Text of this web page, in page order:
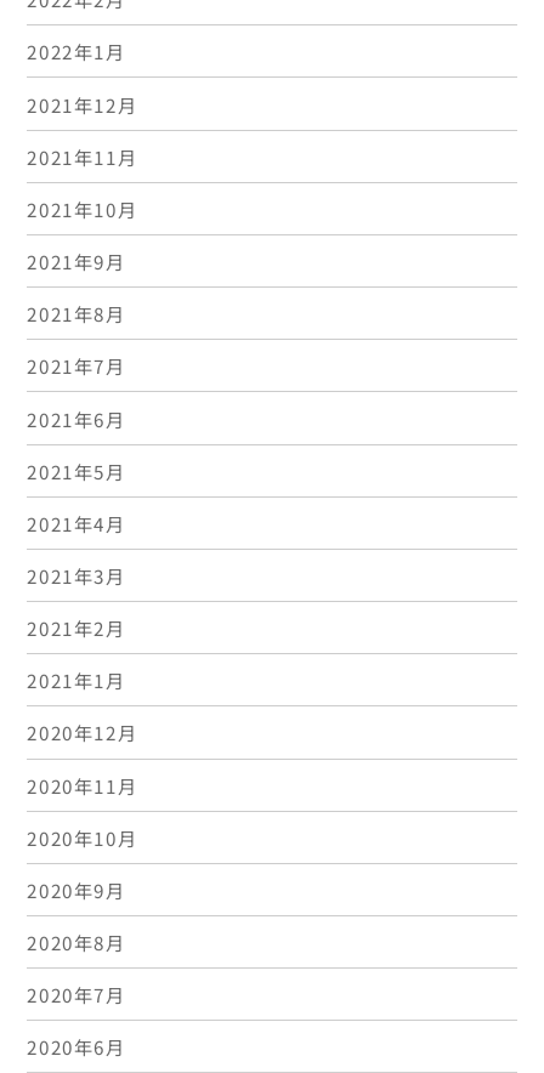
2022年1月
2021年12月
2021年11月
2021年10月
2021年9月
2021年8月
2021年7月
2021年6月
2021年5月
2021年4月
2021年3月
2021年2月
2021年1月
2020年12月
2020年11月
2020年10月
2020年9月
2020年8月
2020年7月
2020年6月